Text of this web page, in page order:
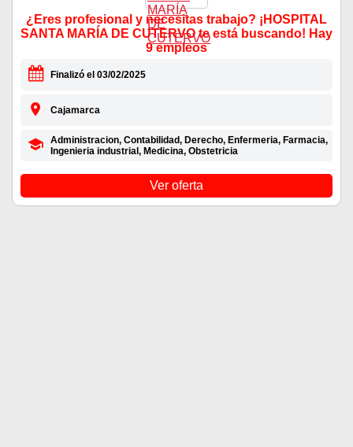
¿Eres profesional y necesitas trabajo? ¡HOSPITAL
SANTA MARÍA DE CUTERVO te está buscando! Hay
9 empleos
Finalizó el 03/02/2025
Cajamarca
Administracion, Contabilidad, Derecho, Enfermeria, Farmacia,
Ingenieria industrial, Medicina, Obstetricia
Ver oferta